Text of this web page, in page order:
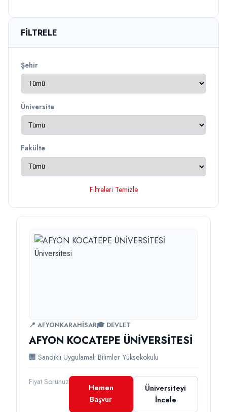
FILTRELE
Şehir
Üniversite
Fakülte
Filtreleri Temizle
📍 AFYONKARAHİSAR🎓 DEVLET
AFYON KOCATEPE ÜNİVERSİTESİ
🏢 Sandıklı Uygulamalı Bilimler Yüksekokulu
Fiyat Sorunuz
Hemen
Başvur
Üniversiteyi
İncele